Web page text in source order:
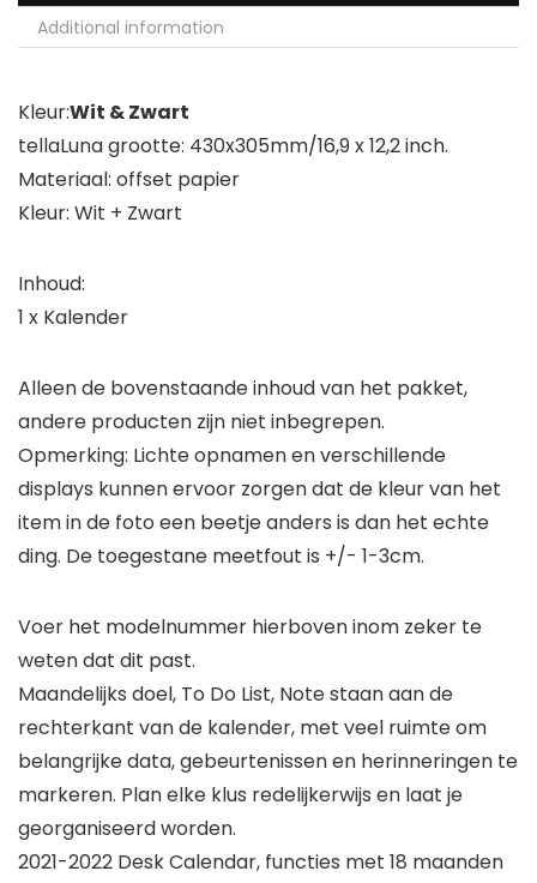
Additional information
Kleur:Wit & Zwart
tellaLuna grootte: 430x305mm/16,9 x 12,2 inch.
Materiaal: offset papier
Kleur: Wit + Zwart
Inhoud:
1 x Kalender
Alleen de bovenstaande inhoud van het pakket,
andere producten zijn niet inbegrepen.
Opmerking: Lichte opnamen en verschillende
displays kunnen ervoor zorgen dat de kleur van het
item in de foto een beetje anders is dan het echte
ding. De toegestane meetfout is +/- 1-3cm.
Voer het modelnummer hierboven inom zeker te
weten dat dit past.
Maandelijks doel, To Do List, Note staan aan de
rechterkant van de kalender, met veel ruimte om
belangrijke data, gebeurtenissen en herinneringen te
markeren. Plan elke klus redelijkerwijs en laat je
georganiseerd worden.
2021-2022 Desk Calendar, functies met 18 maanden